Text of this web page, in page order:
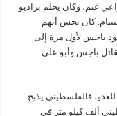
غنم، وكان يحلم براديو
كان يحس أنهم
باجس لأول مرة إلى
باجس وأبو علي
فالفلسطيني يذبح
ألف كيلو متر في